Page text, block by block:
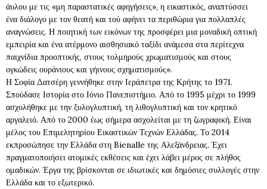
άυλου με τις «μη παραστατικές αφηγήσεις», η εικαστικός, αναπτύσσει
ένα διάλογο με τον θεατή και τού αφήνει τα περιθώρια για πολλαπλές
αναγνώσεις. Η ποιητική των εικόνων της προσφέρει μια μοναδική οπτική
εμπειρία και ένα ατέρμονο αισθησιακό ταξίδι ανάμεσα στα περίτεχνα
παιχνίδια προοπτικής, στους τολμηρούς χρωματισμούς και στους
ογκώδεις ουράνιους και γήινους σχηματισμούς».
Η Σοφία Δατσέρη γεννήθηκε στην Ιεράπετρα της Κρήτης το 1971.
Σπούδασε Ιστορία στο Ιόνιο Πανεπιστήμιο. Από το 1995 μέχρι το 1999
ασχολήθηκε με την ξυλογλυπτική, τη λιθογλυπτική και τον κρητικό
αργαλειό. Από το 2000 έως σήμερα ασχολείται με τη ζωγραφική. Είναι
μέλος του Επιμελητηρίου Εικαστικών Τεχνών Ελλάδας. Το 2014
εκπροσώπησε την Ελλάδα στη Bienalle της Αλεξάνδρειας. Έχει
πραγματοποιήσει ατομικές εκθέσεις και έχει λάβει μέρος σε πλήθος
ομαδικών. Έργα της βρίσκονται σε ιδιωτικές και δημόσιες συλλογές στην
Ελλάδα και το εξωτερικό.